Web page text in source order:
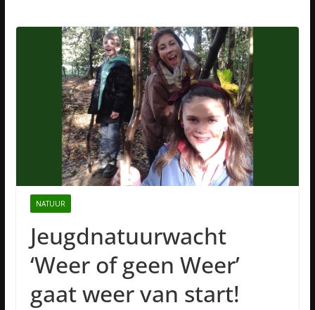
NATUUR
Jeugdnatuurwacht
‘Weer of geen Weer’
gaat weer van start!